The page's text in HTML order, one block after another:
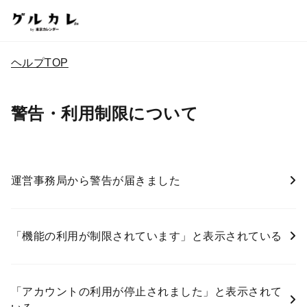
ヘルプTOP
警告・利用制限について
運営事務局から警告が届きました
「機能の利用が制限されています」と表示されている
「アカウントの利用が停止されました」と表示されて